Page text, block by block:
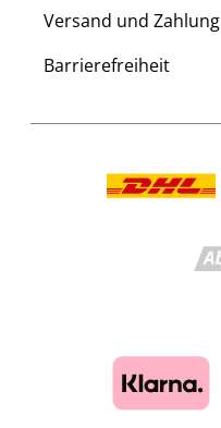
Versand und Zahlung
Barrierefreiheit